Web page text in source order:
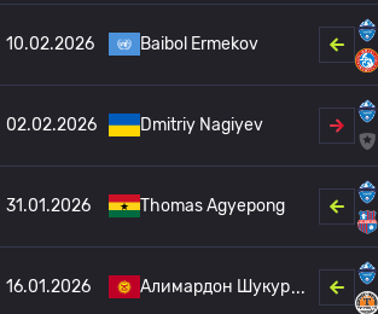
10.02.2026 Baibol Ermekov
02.02.2026 Dmitriy Nagiyev
31.01.2026 Thomas Agyepong
16.01.2026 Алимардон Шукур